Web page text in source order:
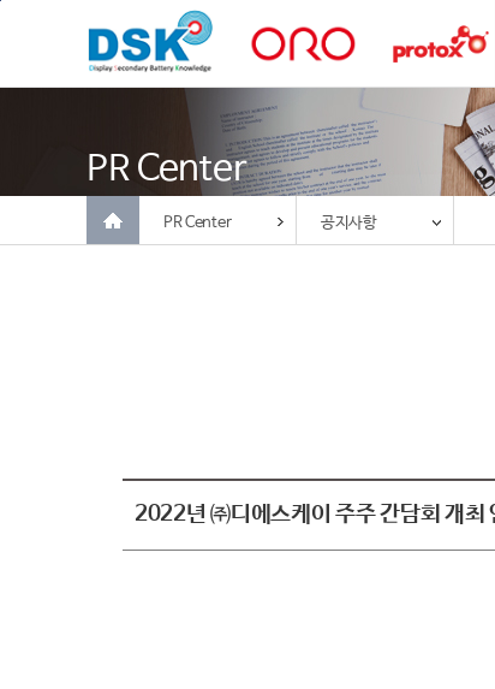
PR Center
PR Center 공지사항
2022년 ㈜디에스케이 주주 간담회 개최